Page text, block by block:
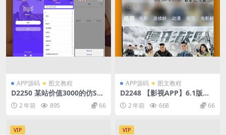
APP源码 图文教程
D2250 某站价值3000的仿SO
UL社交友附近人婚恋约仿陌陌
APP源码系统
2 年前 895 66
APP源码 图文教程
D2248 【影视APP】6.1版本
绿豆视频APP视频免授权源码
插件版
2 年前 668 66
VIP VIP